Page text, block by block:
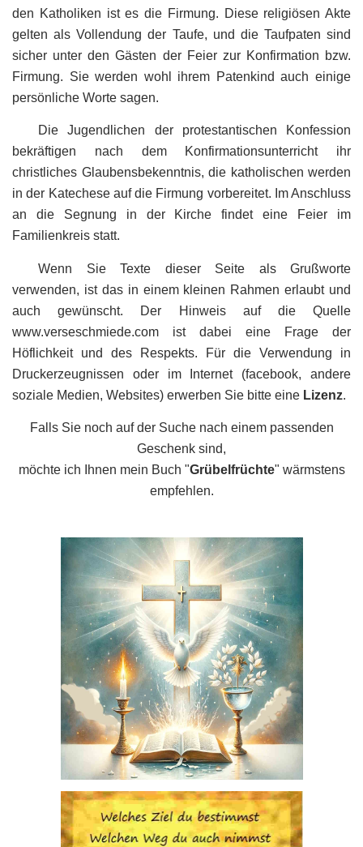
den Katholiken ist es die Firmung. Diese religiösen Akte
gelten als Vollendung der Taufe, und die Taufpaten sind
sicher unter den Gästen der Feier zur Konfirmation bzw.
Firmung. Sie werden wohl ihrem Patenkind auch einige
persönliche Worte sagen.
Die Jugendlichen der protestantischen Konfession
bekräftigen nach dem Konfirmationsunterricht ihr
christliches Glaubensbekenntnis, die katholischen werden
in der Katechese auf die Firmung vorbereitet. Im Anschluss
an die Segnung in der Kirche findet eine Feier im
Familienkreis statt.
Wenn Sie Texte dieser Seite als Grußworte
verwenden, ist das in einem kleinen Rahmen erlaubt und
auch gewünscht. Der Hinweis auf die Quelle
www.verseschmiede.com ist dabei eine Frage der
Höflichkeit und des Respekts. Für die Verwendung in
Druckerzeugnissen oder im Internet (facebook, andere
soziale Medien, Websites) erwerben Sie bitte eine Lizenz.
Falls Sie noch auf der Suche nach einem passenden
Geschenk sind,
möchte ich Ihnen mein Buch "Grübelfrüchte" wärmstens
empfehlen.